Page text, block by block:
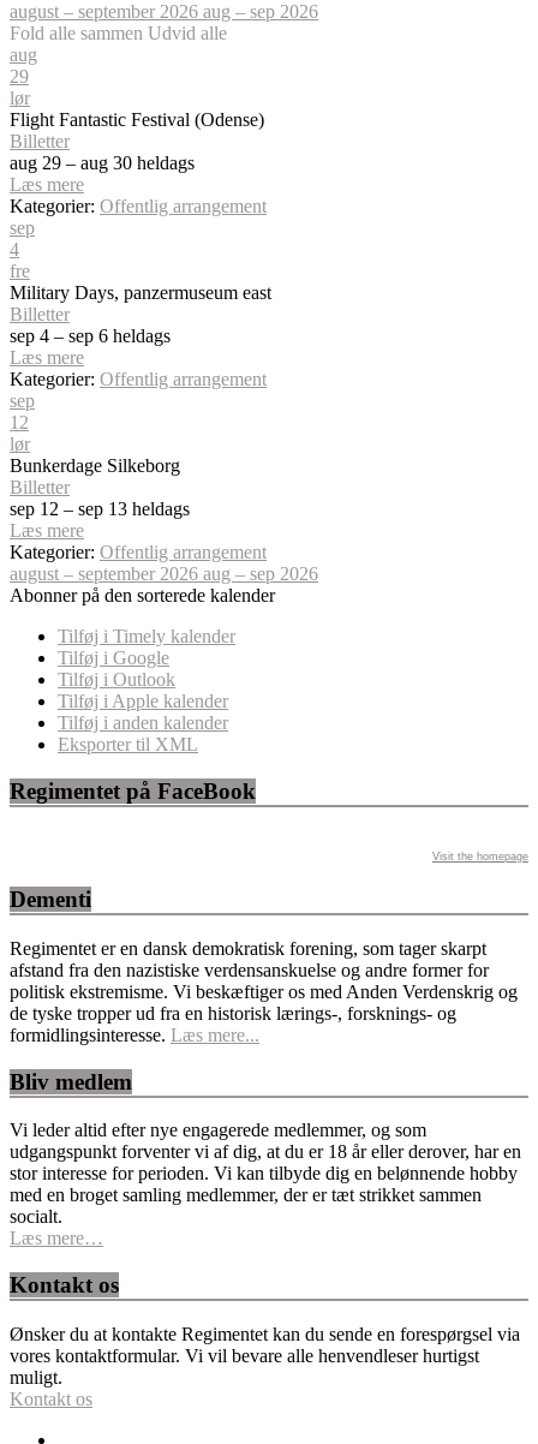
august – september 2026 aug – sep 2026
Fold alle sammen Udvid alle
aug
29
lør
Flight Fantastic Festival (Odense)
Billetter
aug 29 – aug 30 heldags
Læs mere
Kategorier: Offentlig arrangement
sep
4
fre
Military Days, panzermuseum east
Billetter
sep 4 – sep 6 heldags
Læs mere
Kategorier: Offentlig arrangement
sep
12
lør
Bunkerdage Silkeborg
Billetter
sep 12 – sep 13 heldags
Læs mere
Kategorier: Offentlig arrangement
august – september 2026 aug – sep 2026
Abonner på den sorterede kalender
Tilføj i Timely kalender
Tilføj i Google
Tilføj i Outlook
Tilføj i Apple kalender
Tilføj i anden kalender
Eksporter til XML
Regimentet på FaceBook
Visit the homepage
Dementi
Regimentet er en dansk demokratisk forening, som tager skarpt
afstand fra den nazistiske verdensanskuelse og andre former for
politisk ekstremisme. Vi beskæftiger os med Anden Verdenskrig og
de tyske tropper ud fra en historisk lærings-, forsknings- og
formidlingsinteresse. Læs mere...
Bliv medlem
Vi leder altid efter nye engagerede medlemmer, og som
udgangspunkt forventer vi af dig, at du er 18 år eller derover, har en
stor interesse for perioden. Vi kan tilbyde dig en belønnende hobby
med en broget samling medlemmer, der er tæt strikket sammen
socialt.
Læs mere…
Kontakt os
Ønsker du at kontakte Regimentet kan du sende en forespørgsel via
vores kontaktformular. Vi vil bevare alle henvendleser hurtigst
muligt.
Kontakt os